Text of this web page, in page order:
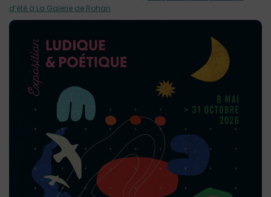
d’été à La Galerie de Rohan